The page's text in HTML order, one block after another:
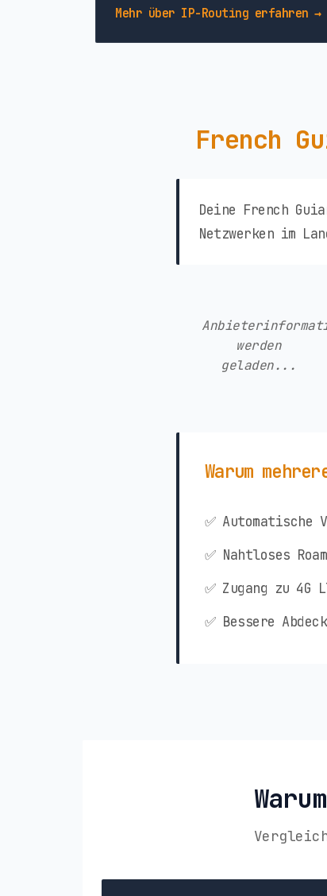
Mehr über IP-Routing erfahren →
French
Deine French
Netzwerken im
werden
geladen...
Warum
✅ Automatische
✅ Nahtloses
✅ Zugang zu 4G
✅ Bessere